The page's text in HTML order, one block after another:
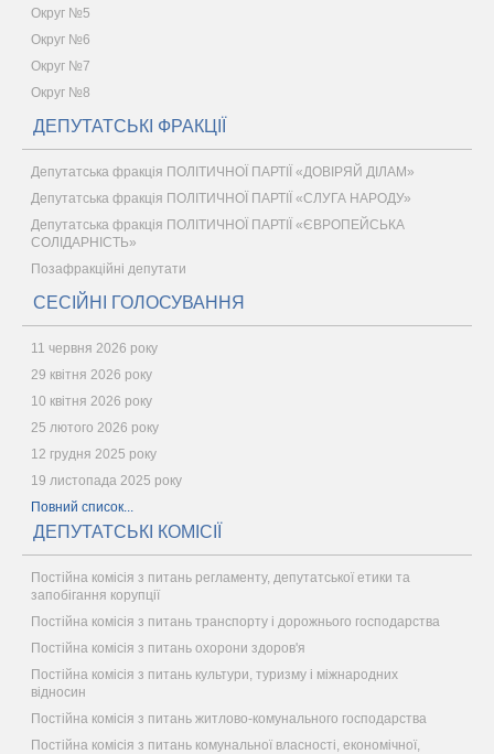
Округ №5
Округ №6
Округ №7
Округ №8
ДЕПУТАТСЬКІ ФРАКЦІЇ
Депутатська фракція ПОЛІТИЧНОЇ ПАРТІЇ «ДОВІРЯЙ ДІЛАМ»
Депутатська фракція ПОЛІТИЧНОЇ ПАРТІЇ «СЛУГА НАРОДУ»
Депутатська фракція ПОЛІТИЧНОЇ ПАРТІЇ «ЄВРОПЕЙСЬКА
СОЛІДАРНІСТЬ»
Позафракційні депутати
СЕСІЙНІ ГОЛОСУВАННЯ
11 червня 2026 року
29 квітня 2026 року
10 квітня 2026 року
25 лютого 2026 року
12 грудня 2025 року
19 листопада 2025 року
Повний список...
ДЕПУТАТСЬКІ КОМІСІЇ
Постійна комісія з питань регламенту, депутатської етики та
запобігання корупції
Постійна комісія з питань транспорту і дорожнього господарства
Постійна комісія з питань охорони здоров'я
Постійна комісія з питань культури, туризму і міжнародних
відносин
Постійна комісія з питань житлово-комунального господарства
Постійна комісія з питань комунальної власності, економічної,